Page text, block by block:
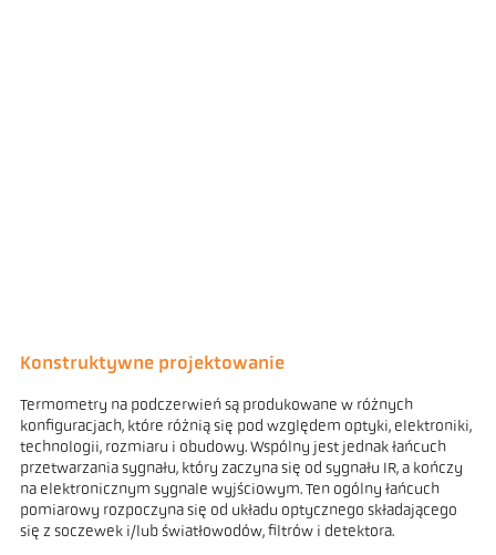
Konstruktywne projektowanie
Termometry na podczerwień są produkowane w różnych
konfiguracjach, które różnią się pod względem optyki, elektroniki,
technologii, rozmiaru i obudowy. Wspólny jest jednak łańcuch
przetwarzania sygnału, który zaczyna się od sygnału IR, a kończy
na elektronicznym sygnale wyjściowym. Ten ogólny łańcuch
pomiarowy rozpoczyna się od układu optycznego składającego
się z soczewek i/lub światłowodów, filtrów i detektora.